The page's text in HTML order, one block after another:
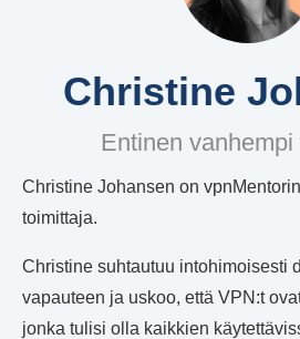
Christine
Entinen
Christine Johansen on
toimittaja.
Christine suhtautuu intohimoisesti
vapauteen ja uskoo, että VPN:t
jonka tulisi olla kaikkien